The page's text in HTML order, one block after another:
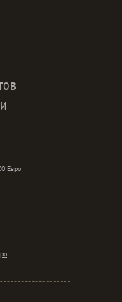
Евро